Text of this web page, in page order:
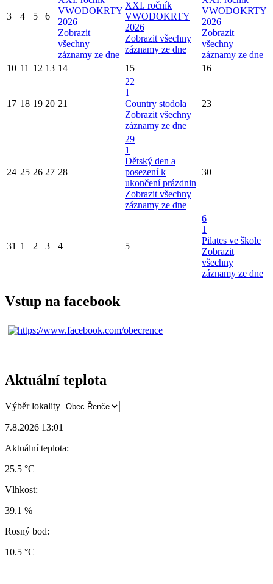
3 4 5 6
VWODOKRTY
2026
Zobrazit
všechny
záznamy ze dne
XXI. ročník
VWODOKRTY
2026
Zobrazit všechny
záznamy ze dne
VWODOKRTY
2026
Zobrazit
všechny
záznamy ze dne
10 11 12 13 14 15 16
17 18 19 20 21
22
1
Country stodola
Zobrazit všechny
záznamy ze dne
23
24 25 26 27 28
29
1
Dětský den a
posezení k
ukončení prázdnin
Zobrazit všechny
záznamy ze dne
30
31 1 2 3 4 5
6
1
Pilates ve škole
Zobrazit
všechny
záznamy ze dne
Vstup na facebook
Aktuální teplota
Výběr lokality
7.8.2026 13:01
Aktuální teplota:
25.5 °C
Vlhkost:
39.1 %
Rosný bod:
10.5 °C